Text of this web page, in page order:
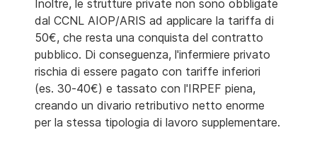
Inoltre, le strutture private non sono obbligate
dal CCNL AIOP/ARIS ad applicare la tariffa di
50€, che resta una conquista del contratto
pubblico. Di conseguenza, l'infermiere privato
rischia di essere pagato con tariffe inferiori
(es. 30-40€) e tassato con l'IRPEF piena,
creando un divario retributivo netto enorme
per la stessa tipologia di lavoro supplementare.